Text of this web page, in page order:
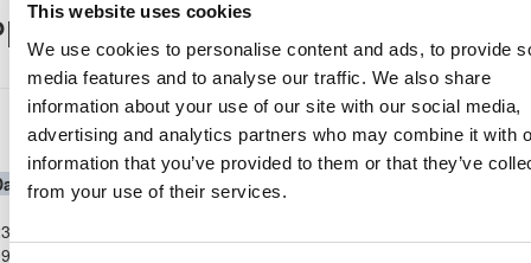
This website uses cookies
We use cookies to personalise content and ads, to provide
media features and to analyse our traffic. We also share
information about your use of our site with our social media,
advertising and analytics partners who may combine it with
information that you’ve provided to them or that they’ve
from your use of their services.
Record
Παγκύπριο Πρωτάθλημα Νέων Κ-19 Γ΄
Κατηγορίας 2023/24
Competition Home TeamH
Παγκύπριο
KRASAVA
ΚΟΥΡΗΣ